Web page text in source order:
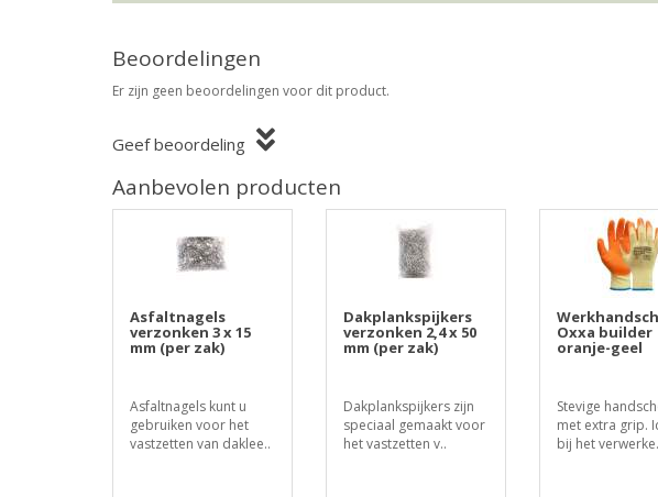
Beoordelingen
Er zijn geen beoordelingen voor dit product.
Geef beoordeling
Aanbevolen producten
Asfaltnagels
verzonken 3 x 15
mm (per zak)
Asfaltnagels kunt u
gebruiken voor het
vastzetten van daklee..
Dakplankspijkers
verzonken 2,4 x 50
mm (per zak)
Dakplankspijkers zijn
speciaal gemaakt voor
het vastzetten v..
Oxxa builder
oranje-geel
Stevige
met extra grip.
bij het